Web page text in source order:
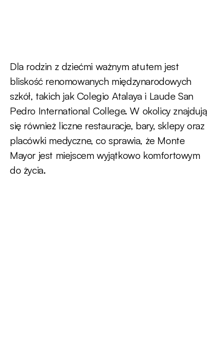
Dla rodzin z dziećmi ważnym atutem jest
bliskość renomowanych międzynarodowych
szkół, takich jak Colegio Atalaya i Laude San
Pedro International College. W okolicy znajdują
się również liczne restauracje, bary, sklepy oraz
placówki medyczne, co sprawia, że Monte
Mayor jest miejscem wyjątkowo komfortowym
do życia.